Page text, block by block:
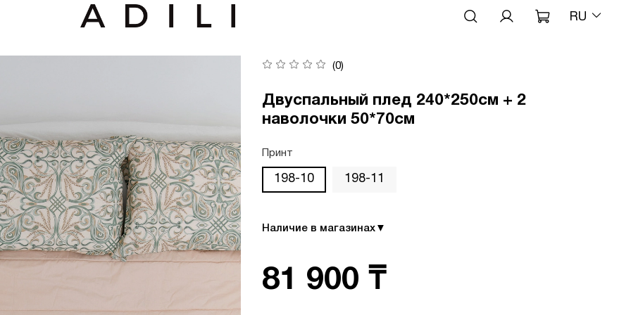
RU
(0)
Двуспальный плед 240*250см + 2
наволочки 50*70см
Принт
198-10 198-11
Наличие в магазинах ▼
81 900 ₸